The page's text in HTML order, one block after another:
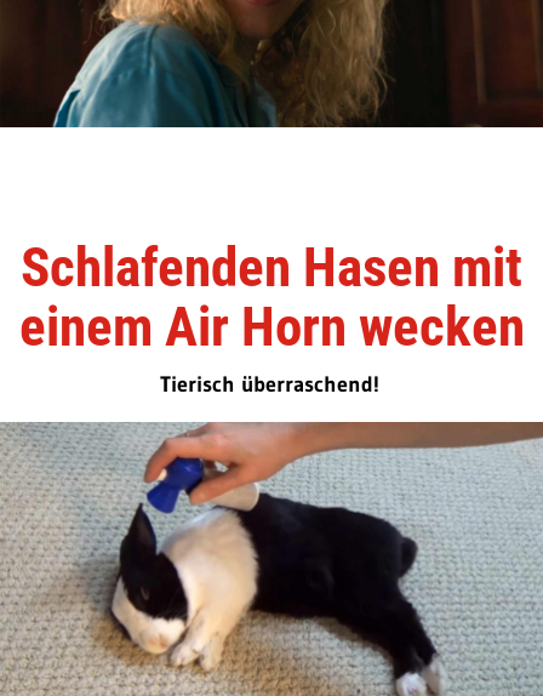
Schlafenden Hasen mit
einem Air Horn wecken
Tierisch überraschend!